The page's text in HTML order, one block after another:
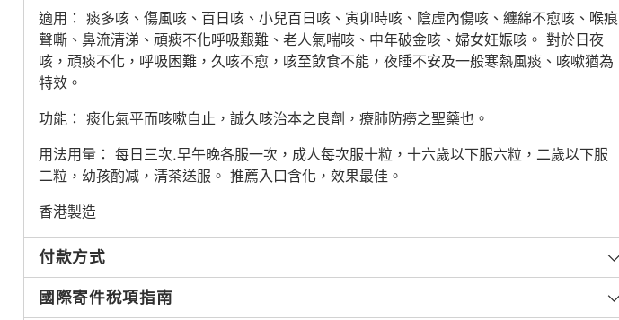
適用： 痰多咳、傷風咳、百日咳、小兒百日咳、寅卯時咳、陰虛內傷咳、纏綿不愈咳、喉痕
聲嘶、鼻流清涕、頑痰不化呼吸艱難、老人氣喘咳、中年破金咳、婦女妊娠咳。 對於日夜
咳，頑痰不化，呼吸困難，久咳不愈，咳至飲食不能，夜睡不安及一般寒熱風痰、咳嗽猶為
特效。
功能： 痰化氣平而咳嗽自止，誠久咳治本之良劑，療肺防癆之聖藥也。
用法用量： 每日三次.早午晚各服一次，成人每次服十粒，十六歲以下服六粒，二歲以下服
二粒，幼孩酌减，清茶送服。 推薦入口含化，效果最佳。
香港製造
付款方式
國際寄件稅項指南